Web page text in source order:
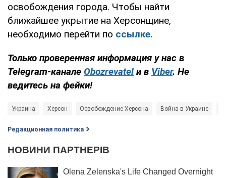
освобождения города. Чтобы найти
ближайшее укрытие на Херсонщине,
необходимо перейти по ссылке.
Только проверенная информация у нас в
Telegram-канале Obozrevatelи в Viber. Не
ведитесь на фейки!​​​​​​​
Украина Херсон Освобождение Херсона Война в Украине
Редакционная политика